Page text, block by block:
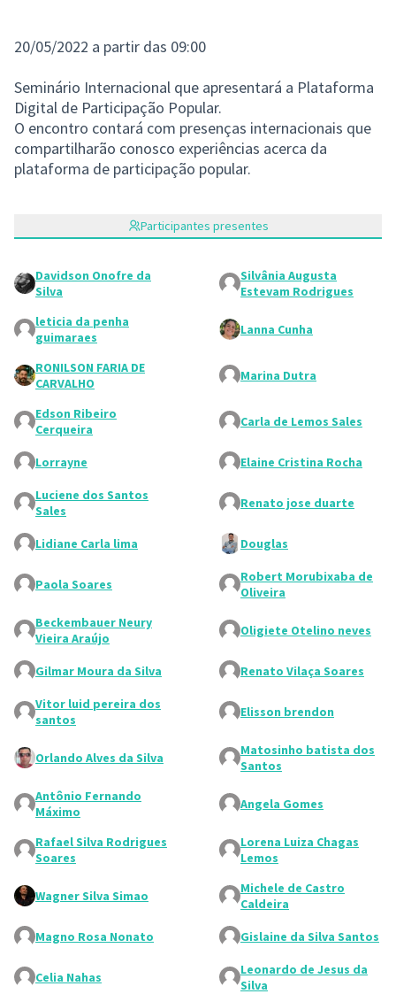
20/05/2022 a partir das 09:00
Seminário Internacional que apresentará a Plataforma
Digital de Participação Popular.
O encontro contará com presenças internacionais que
compartilharão conosco experiências acerca da
plataforma de participação popular.
Participantes presentes
Davidson Onofre da
Silva
Silvânia Augusta
Estevam Rodrigues
leticia da penha
guimaraes
Lanna Cunha
RONILSON FARIA DE
CARVALHO
Marina Dutra
Edson Ribeiro
Cerqueira
Carla de Lemos Sales
Lorrayne Elaine Cristina Rocha
Luciene dos Santos
Sales
Renato jose duarte
Lidiane Carla lima Douglas
Paola Soares
Robert Morubixaba de
Oliveira
Beckembauer Neury
Vieira Araújo
Oligiete Otelino neves
Gilmar Moura da Silva Renato Vilaça Soares
Vitor luid pereira dos
santos
Elisson brendon
Orlando Alves da Silva
Matosinho batista dos
Santos
Antônio Fernando
Máximo
Angela Gomes
Rafael Silva Rodrigues
Soares
Lorena Luiza Chagas
Lemos
Wagner Silva Simao
Michele de Castro
Caldeira
Magno Rosa Nonato Gislaine da Silva Santos
Celia Nahas
Leonardo de Jesus da
Silva